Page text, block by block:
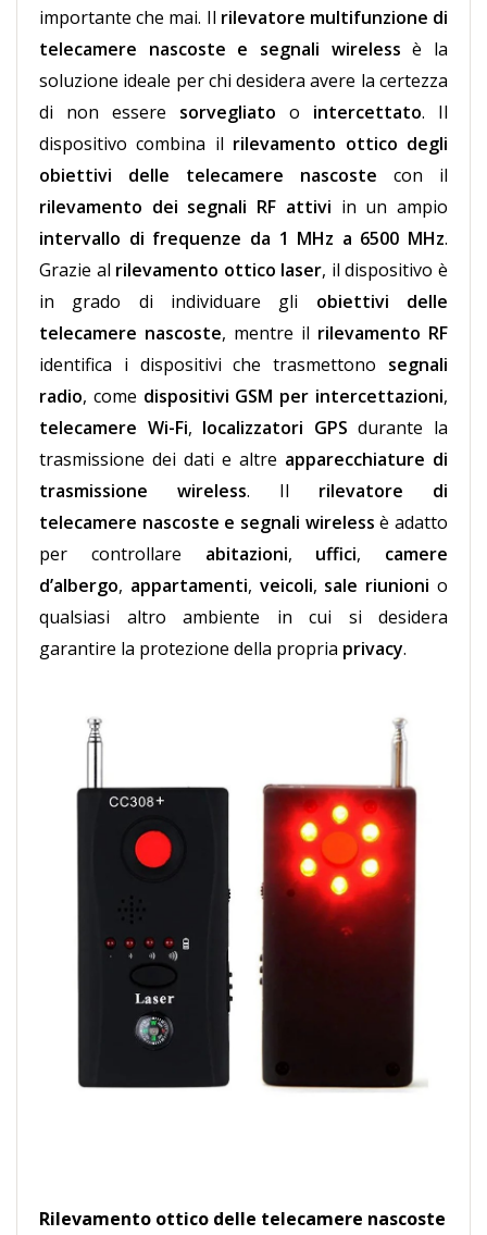
importante che mai. Il rilevatore multifunzione di
telecamere nascoste e segnali wireless è la
soluzione ideale per chi desidera avere la certezza
di non essere sorvegliato o intercettato. Il
dispositivo combina il rilevamento ottico degli
obiettivi delle telecamere nascoste con il
rilevamento dei segnali RF attivi in un ampio
intervallo di frequenze da 1 MHz a 6500 MHz.
Grazie al rilevamento ottico laser, il dispositivo è
in grado di individuare gli obiettivi delle
telecamere nascoste, mentre il rilevamento RF
identifica i dispositivi che trasmettono segnali
radio, come dispositivi GSM per intercettazioni,
telecamere Wi-Fi, localizzatori GPS durante la
trasmissione dei dati e altre apparecchiature di
trasmissione wireless. Il rilevatore di
telecamere nascoste e segnali wireless è adatto
per controllare abitazioni, uffici, camere
d’albergo, appartamenti, veicoli, sale riunioni o
qualsiasi altro ambiente in cui si desidera
garantire la protezione della propria privacy.
Rilevamento ottico delle telecamere nascoste